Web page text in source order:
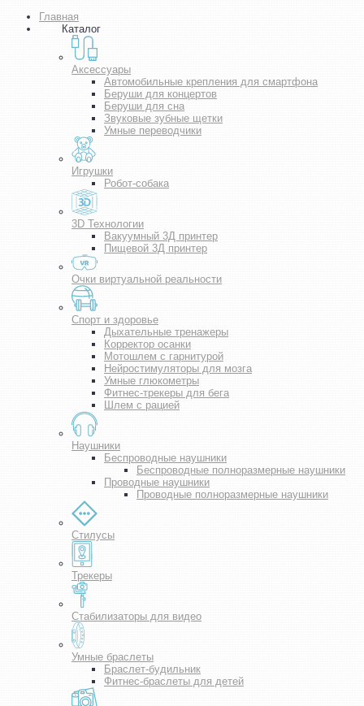
Главная
Каталог
Аксессуары
Автомобильные крепления для смартфона
Беруши для концертов
Беруши для сна
Звуковые зубные щетки
Умные переводчики
Игрушки
Робот-собака
3D Технологии
Вакуумный 3Д принтер
Пищевой 3Д принтер
Очки виртуальной реальности
Спорт и здоровье
Дыхательные тренажеры
Корректор осанки
Мотошлем с гарнитурой
Нейростимуляторы для мозга
Умные глюкометры
Фитнес-трекеры для бега
Шлем с рацией
Наушники
Беспроводные наушники
Беспроводные полноразмерные наушники
Проводные наушники
Проводные полноразмерные наушники
Стилусы
Трекеры
Стабилизаторы для видео
Умные браслеты
Браслет-будильник
Фитнес-браслеты для детей